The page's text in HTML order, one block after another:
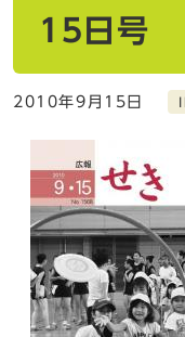
15日号
2010年9月15日